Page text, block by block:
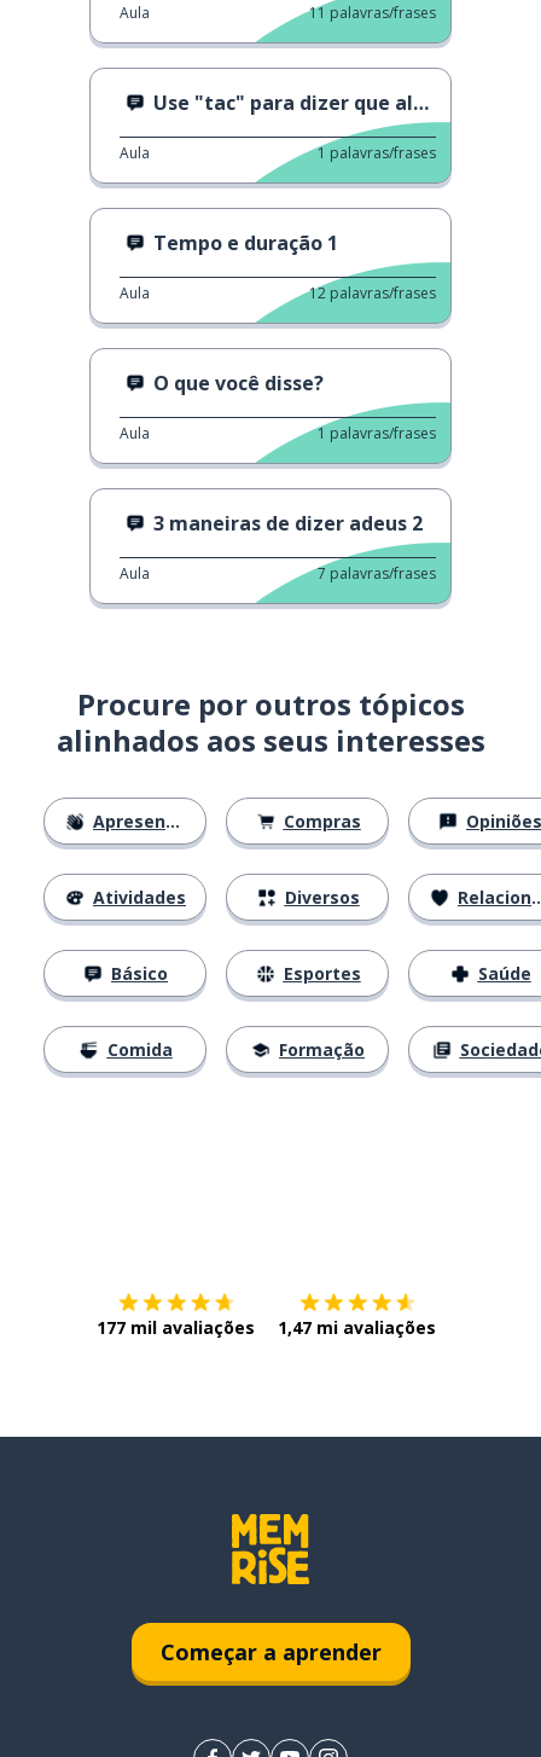
Aula 11 palavras/frases
Use "tac" para dizer que algo está feito
Aula 1 palavras/frases
Tempo e duração 1
Aula 12 palavras/frases
O que você disse?
Aula 1 palavras/frases
3 maneiras de dizer adeus 2
Aula 7 palavras/frases
Procure por outros tópicos
alinhados aos seus interesses
Apresentações
Atividades
Básico
Comida
Compras
Diversos
Esportes
Formação
Opiniões
Relacionamentos
Saúde
177 mil avaliações 1,47 mi avaliações
Começar a aprender